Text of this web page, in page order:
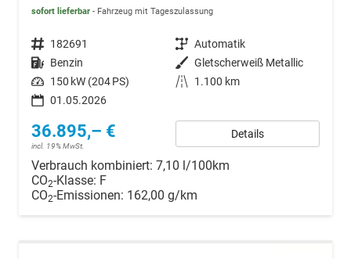
sofort lieferbar Fahrzeug mit Tageszulassung
Fahrzeugnr. 182691 Getriebe Automatik
Kraftstoff Benzin Außenfarbe Gletscherweiß Metallic
Leistung 150 kW (204 PS) Kilometerstand
1.100 km
01.05.2026
36.895,– €
incl. 19% MwSt.
Details
Verbrauch kombiniert: 7,10 l/100km
CO2-Klasse: F
CO2-Emissionen: 162,00 g/km